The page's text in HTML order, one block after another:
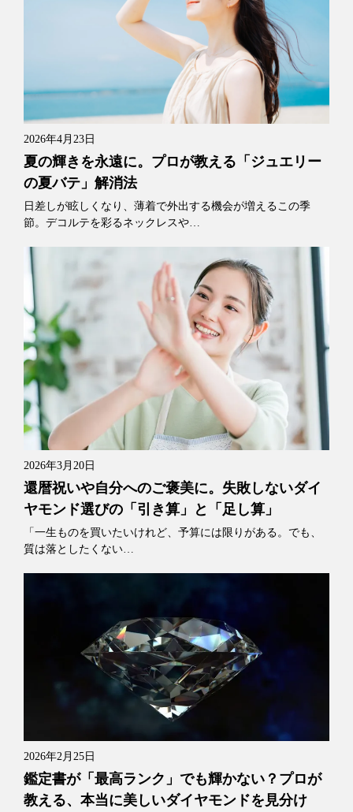
2026年4月23日
夏の輝きを永遠に。プロが教える「ジュエリー
の夏バテ」解消法
日差しが眩しくなり、薄着で外出する機会が増えるこの季
節。デコルテを彩るネックレスや…
2026年3月20日
還暦祝いや自分へのご褒美に。失敗しないダイ
ヤモンド選びの「引き算」と「足し算」
「一生ものを買いたいけれど、予算には限りがある。でも、
質は落としたくない…
2026年2月25日
鑑定書が「最高ランク」でも輝かない？プロが
教える、本当に美しいダイヤモンドを見分け